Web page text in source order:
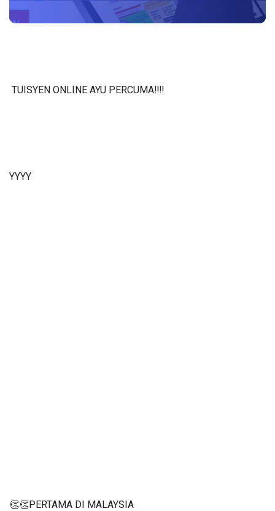
TUISYEN ONLINE AYU PERCUMA‼️‼️
YYYY
👏👏PERTAMA DI MALAYSIA